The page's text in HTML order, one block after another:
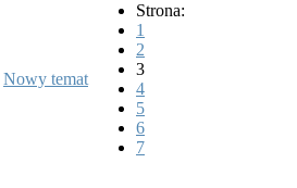
Nowy temat
Strona:
1
2
3
4
5
6
7